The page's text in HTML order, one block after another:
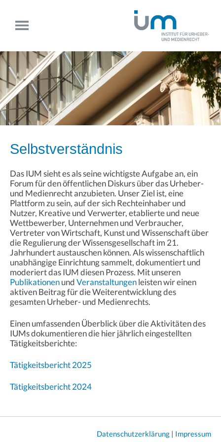
Selbstverständnis
Das IUM sieht es als seine wichtigste Aufgabe an, ein
Forum für den öffentlichen Diskurs über das Urheber-
und Medienrecht anzubieten. Unser Ziel ist, eine
Plattform zu sein, auf der sich Rechteinhaber und
Nutzer, Kreative und Verwerter, etablierte und neue
Wettbewerber, Unternehmen und Verbraucher,
Vertreter von Wirtschaft, Kunst und Wissenschaft über
die Regulierung der Wissensgesellschaft im 21.
Jahrhundert austauschen können. Als wissenschaftlich
unabhängige Einrichtung sammelt, dokumentiert und
moderiert das IUM diesen Prozess. Mit unseren
PublikationenundVeranstaltungenleisten wir einen
aktiven Beitrag für die Weiterentwicklung des
gesamten Urheber- und Medienrechts.
Einen umfassenden Überblick über die Aktivitäten des
IUMs dokumentieren die hier jährlich eingestellten
Tätigkeitsberichte:
Tätigkeitsbericht 2025
Tätigkeitsbericht 2024
Datenschutzerklärung | Impressum